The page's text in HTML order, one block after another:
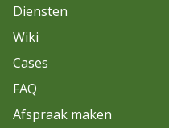
Diensten
Wiki
Cases
FAQ
Afspraak maken